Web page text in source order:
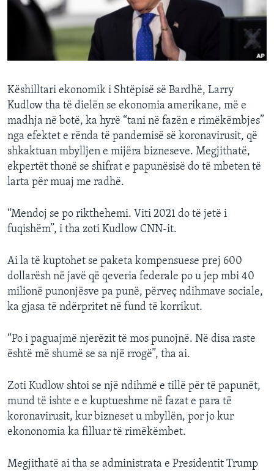
INTERVISTA
Këshilltari ekonomik i Shtëpisë së Bardhë, Larry
Kudlow tha të dielën se ekonomia amerikane, më e
madhja në botë, ka hyrë “tani në fazën e rimëkëmbjes”
nga efektet e rënda të pandemisë së koronavirusit, që
shkaktuan mbylljen e mijëra bizneseve. Megjithatë,
ekpertët thonë se shifrat e papunësisë do të mbeten të
larta për muaj me radhë.
“Mendoj se po rikthehemi. Viti 2021 do të jetë i
fuqishëm”, i tha zoti Kudlow CNN-it.
Ai la të kuptohet se paketa kompensuese prej 600
dollarësh në javë që qeveria federale po u jep mbi 40
milionë punonjësve pa punë, përveç ndihmave sociale,
ka gjasa të ndërpritet në fund të korrikut.
“Po i paguajmë njerëzit të mos punojnë. Në disa raste
është më shumë se sa një rrogë”, tha ai.
Zoti Kudlow shtoi se një ndihmë e tillë për të papunët,
mund të ishte e e kuptueshme në fazat e para të
koronavirusit, kur bizneset u mbyllën, por jo kur
ekononomia ka filluar të rimëkëmbet.
Megjithatë ai tha se administrata e Presidentit Trump